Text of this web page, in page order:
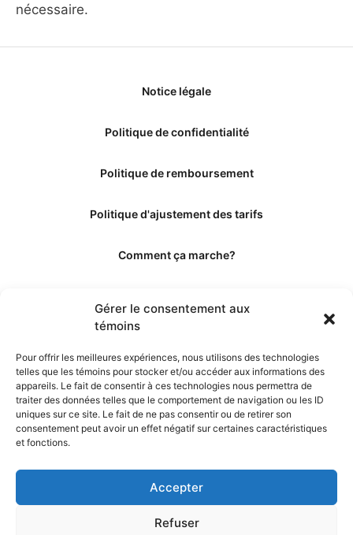
Gérer le consentement aux
témoins
Pour offrir les meilleures expériences, nous utilisons des technologies
telles que les témoins pour stocker et/ou accéder aux informations des
appareils. Le fait de consentir à ces technologies nous permettra de
traiter des données telles que le comportement de navigation ou les ID
uniques sur ce site. Le fait de ne pas consentir ou de retirer son
consentement peut avoir un effet négatif sur certaines caractéristiques
et fonctions.
Accepter
Refuser
nécessaire.
Notice légale
Politique de confidentialité
Politique de remboursement
Politique d'ajustement des tarifs
Comment ça marche?
Les éditeurs
Les experts et collaborateurs